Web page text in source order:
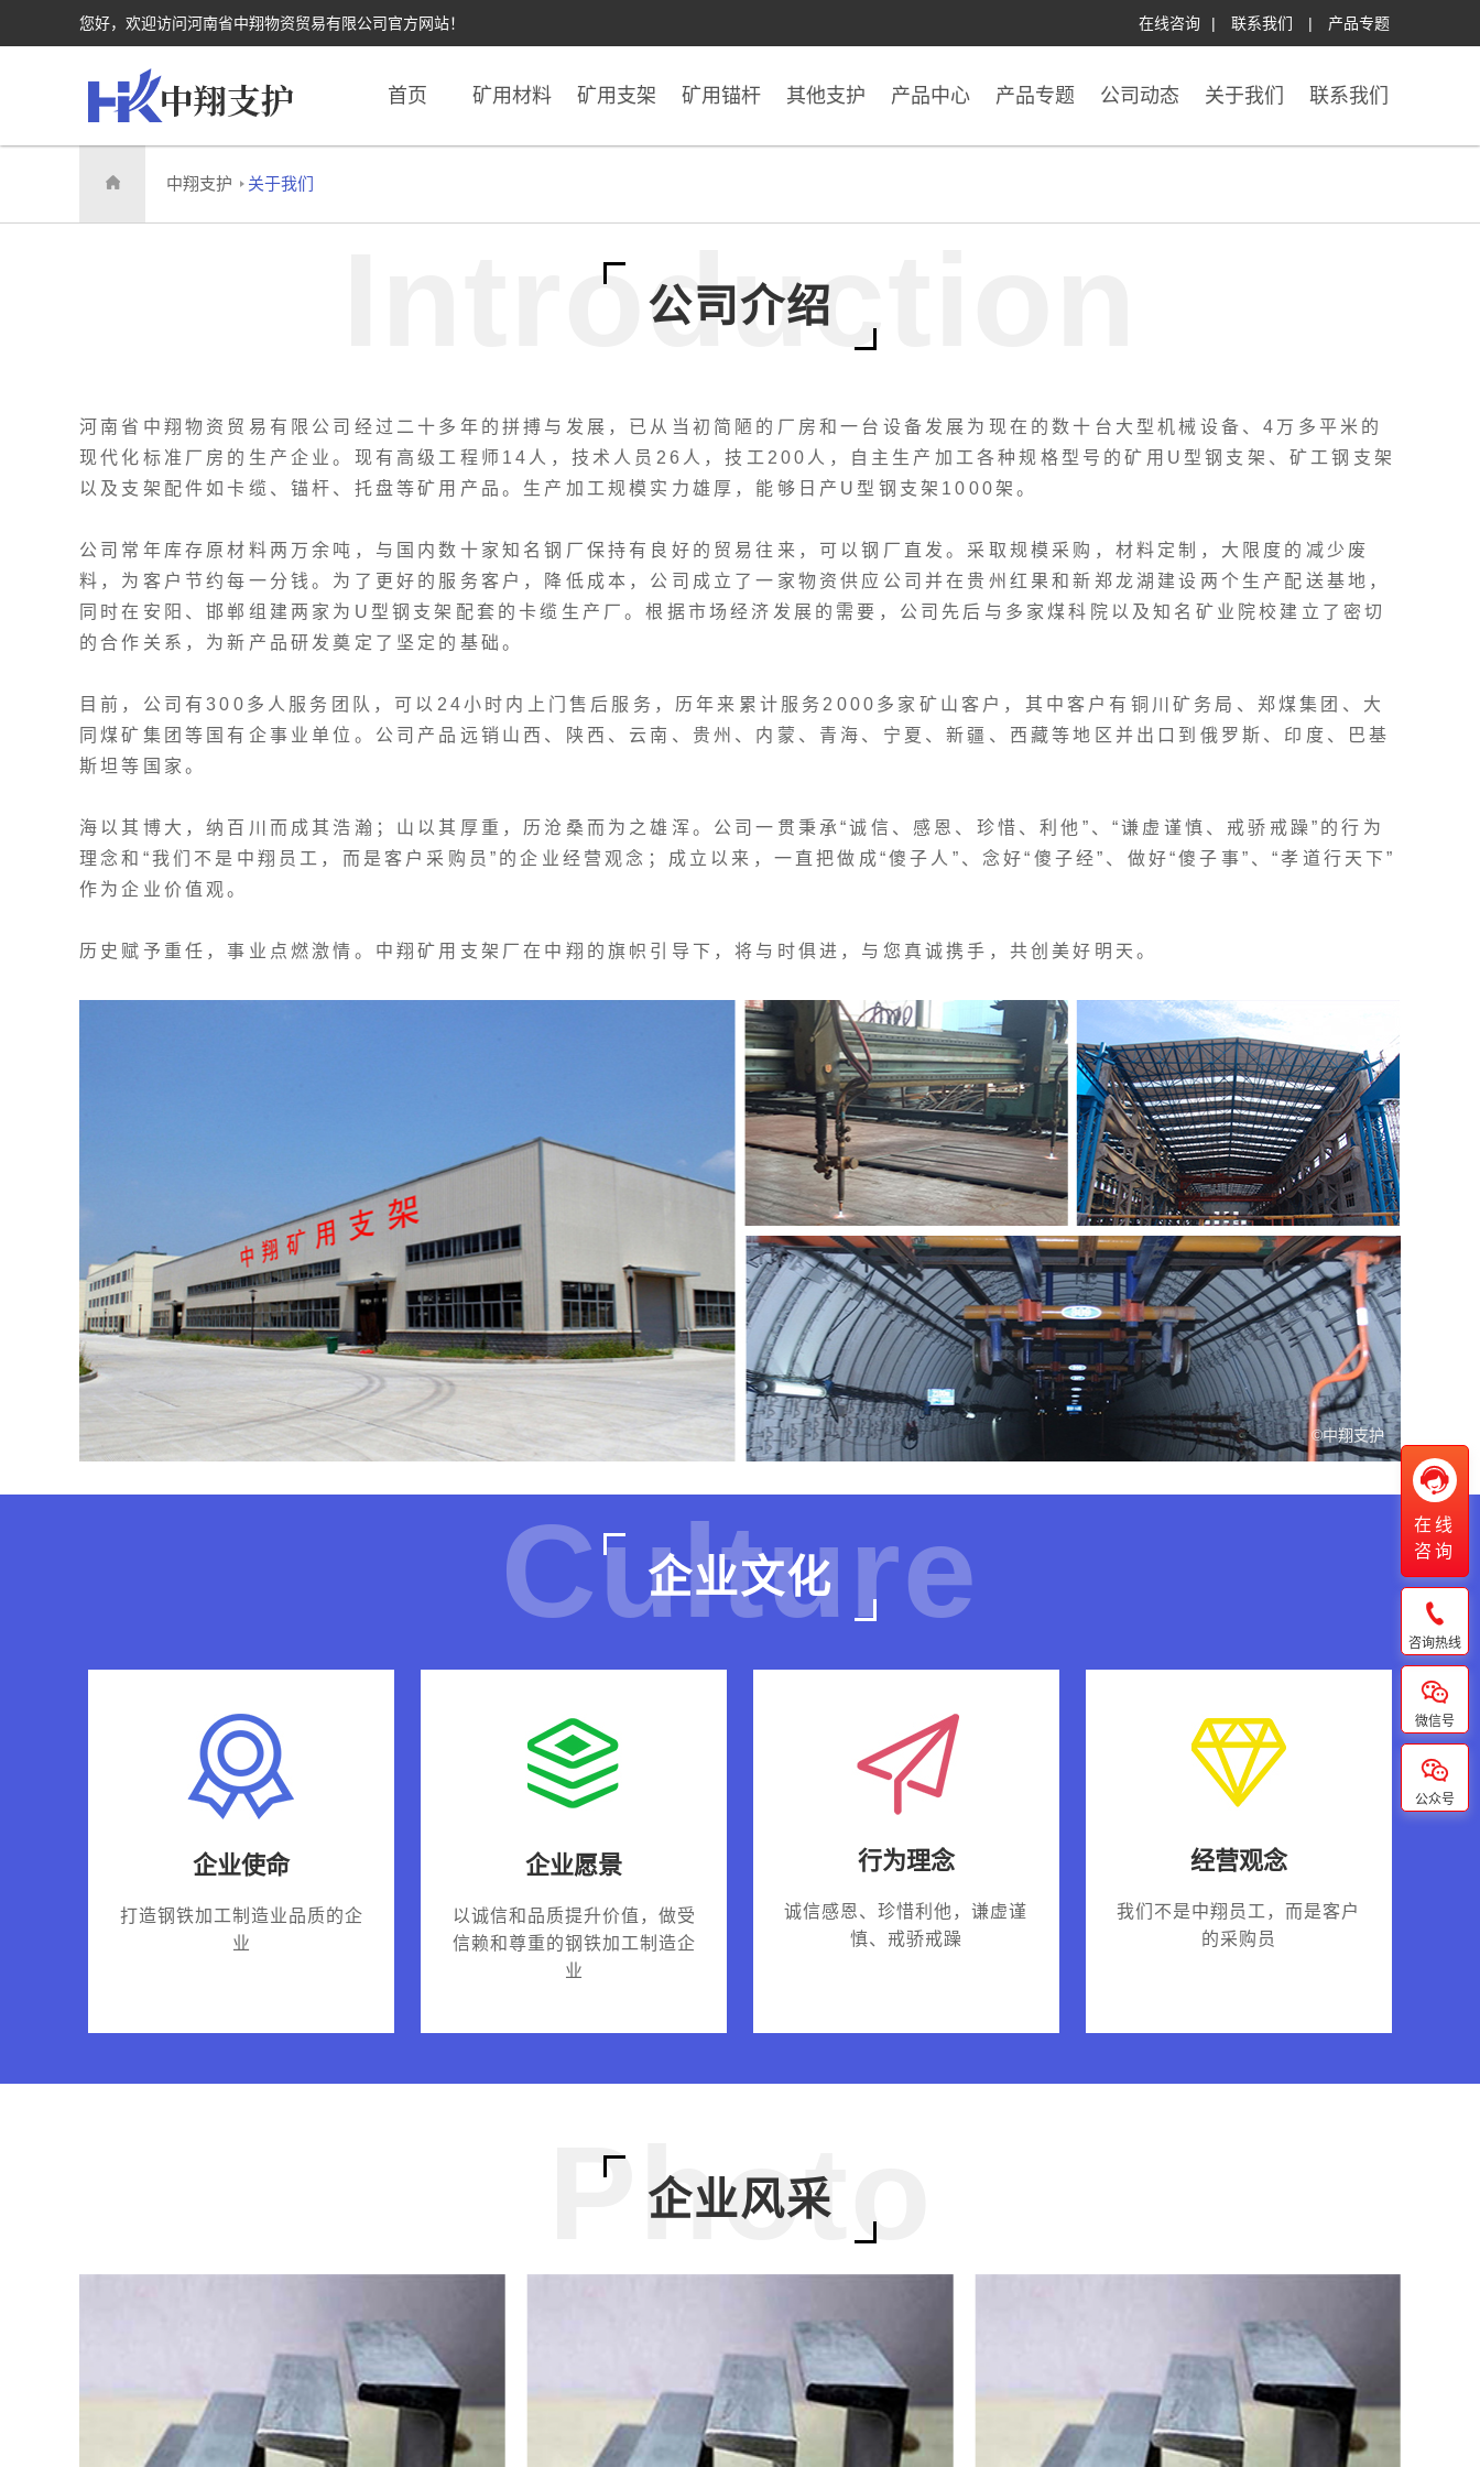
在线咨询 | 联系我们 | 产品专题
您好，欢迎访问河南省中翔物资贸易有限公司官方网站！
首页 矿用材料 矿用支架 矿用锚杆 其他支护 产品中心 产品专题 公司动态 关于我们 联系我们
中翔支护 关于我们
Introduction
公司介绍
河南省中翔物资贸易有限公司经过二十多年的拼搏与发展，已从当初简陋的厂房和一台设备发展为现在的数十台大型机械设备、4万多平米的
现代化标准厂房的生产企业。现有高级工程师14人，技术人员26人，技工200人，自主生产加工各种规格型号的矿用U型钢支架、矿工钢支架
以及支架配件如卡缆、锚杆、托盘等矿用产品。生产加工规模实力雄厚，能够日产U型钢支架1000架。
公司常年库存原材料两万余吨，与国内数十家知名钢厂保持有良好的贸易往来，可以钢厂直发。采取规模采购，材料定制，大限度的减少废
料，为客户节约每一分钱。为了更好的服务客户，降低成本，公司成立了一家物资供应公司并在贵州红果和新郑龙湖建设两个生产配送基地，
同时在安阳、邯郸组建两家为U型钢支架配套的卡缆生产厂。根据市场经济发展的需要，公司先后与多家煤科院以及知名矿业院校建立了密切
的合作关系，为新产品研发奠定了坚定的基础。
目前，公司有300多人服务团队，可以24小时内上门售后服务，历年来累计服务2000多家矿山客户，其中客户有铜川矿务局、郑煤集团、大
同煤矿集团等国有企事业单位。公司产品远销山西、陕西、云南、贵州、内蒙、青海、宁夏、新疆、西藏等地区并出口到俄罗斯、印度、巴基
斯坦等国家。
海以其博大，纳百川而成其浩瀚；山以其厚重，历沧桑而为之雄浑。公司一贯秉承“诚信、感恩、珍惜、利他”、“谦虚谨慎、戒骄戒躁”的行为
理念和“我们不是中翔员工，而是客户采购员”的企业经营观念；成立以来，一直把做成“傻子人”、念好“傻子经”、做好“傻子事”、“孝道行天下”
作为企业价值观。
历史赋予重任，事业点燃激情。中翔矿用支架厂在中翔的旗帜引导下，将与时俱进，与您真诚携手，共创美好明天。
Culture
企业文化
企业使命
打造钢铁加工制造业品质的企
业
企业愿景
以诚信和品质提升价值，做受
信赖和尊重的钢铁加工制造企
业
行为理念
诚信感恩、珍惜利他，谦虚谨
慎、戒骄戒躁
经营观念
我们不是中翔员工，而是客户
的采购员
Photo
企业风采

在线
咨询

咨询热线

微信号

公众号